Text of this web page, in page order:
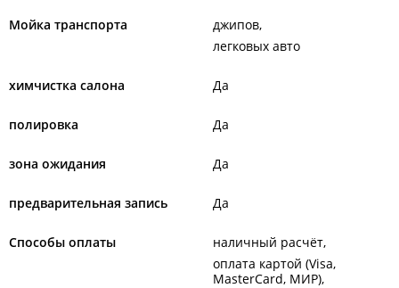
Мойка транспорта
джипов
легковых авто
химчистка салона Да
полировка Да
зона ожидания Да
предварительная запись Да
Способы оплаты
наличный расчёт
оплата картой (Visa,
MasterCard, МИР)